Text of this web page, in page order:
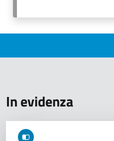
In evidenza